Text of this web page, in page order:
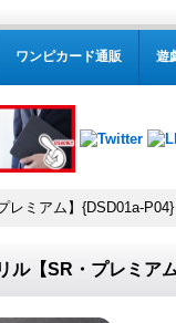
ワンピカード通販 遊
ミアム】{DSD01a-P04}
【SR・プレミア